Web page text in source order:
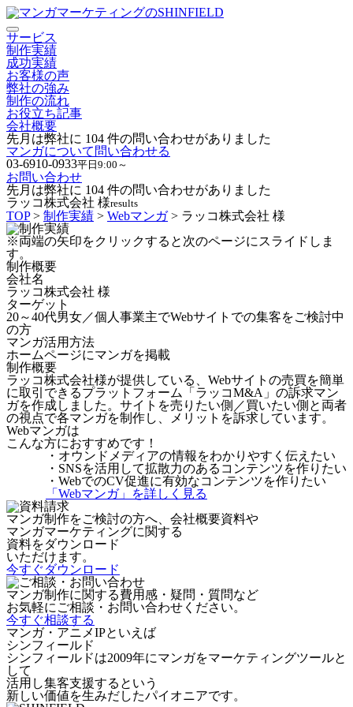
サービス
制作実績
成功実績
お客様の声
弊社の強み
制作の流れ
お役立ち記事
会社概要
先月は弊社に 104 件の問い合わせがありました
マンガについて問い合わせる
03-6910-0933平日9:00～
お問い合わせ
先月は弊社に 104 件の問い合わせがありました
ラッコ株式会社 様results
TOP> 制作実績 > Webマンガ> ラッコ株式会社 様
※両端の矢印をクリックすると次のページにスライドしま
す。
制作概要
会社名
ラッコ株式会社 様
ターゲット
20～40代男女／個人事業主でWebサイトでの集客をご検討中
の方
マンガ活用方法
ホームページにマンガを掲載
制作概要
ラッコ株式会社様が提供している、Webサイトの売買を簡単
に取引できるプラットフォーム「ラッコM&A」の訴求マン
ガを作成しました。サイトを売りたい側／買いたい側と両者
の視点で各マンガを制作し、メリットを訴求しています。
Webマンガは
こんな方におすすめです！
・オウンドメディアの情報をわかりやすく伝えたい
・SNSを活用して拡散力のあるコンテンツを作りたい
・WebでのCV促進に有効なコンテンツを作りたい
「Webマンガ」を詳しく見る
マンガ制作をご検討の方へ、会社概要資料や
マンガマーケティングに関する
資料をダウンロード
いただけます。
今すぐダウンロード
マンガ制作に関する費用感・疑問・質問など
お気軽にご相談・お問い合わせください。
今すぐ相談する
マンガ・アニメIPといえば
シンフィールド
シンフィールドは2009年にマンガをマーケティングツールと
して
活用し集客支援するという
新しい価値を生みだしたパイオニアです。